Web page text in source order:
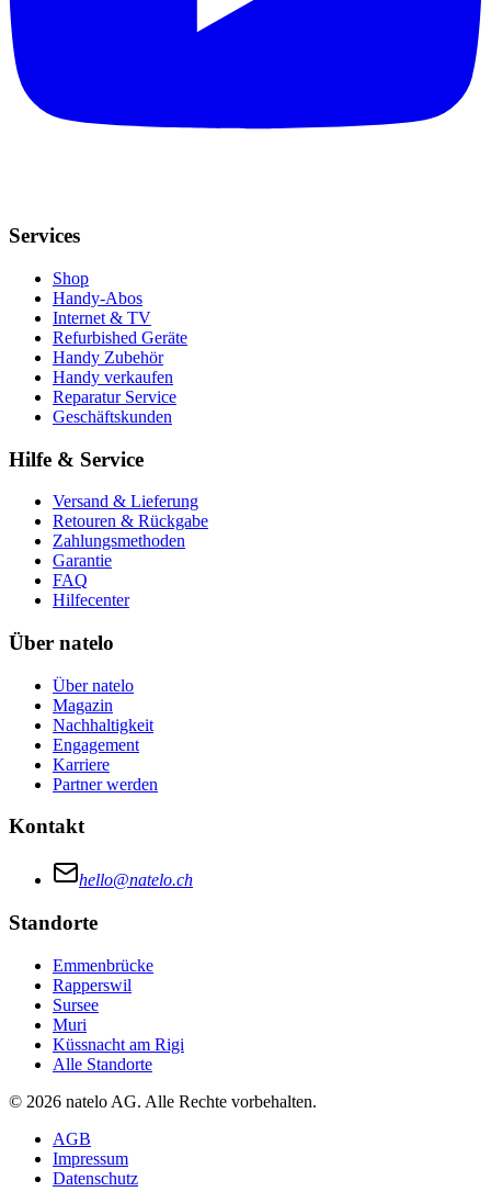
Services
Shop
Handy-Abos
Internet & TV
Refurbished Geräte
Handy Zubehör
Handy verkaufen
Reparatur Service
Geschäftskunden
Hilfe & Service
Versand & Lieferung
Retouren & Rückgabe
Zahlungsmethoden
Garantie
FAQ
Hilfecenter
Über natelo
Über natelo
Magazin
Nachhaltigkeit
Engagement
Karriere
Partner werden
Kontakt
hello@natelo.ch
Standorte
Emmenbrücke
Rapperswil
Sursee
Muri
Küssnacht am Rigi
Alle Standorte
© 2026 natelo AG. Alle Rechte vorbehalten.
AGB
Impressum
Datenschutz